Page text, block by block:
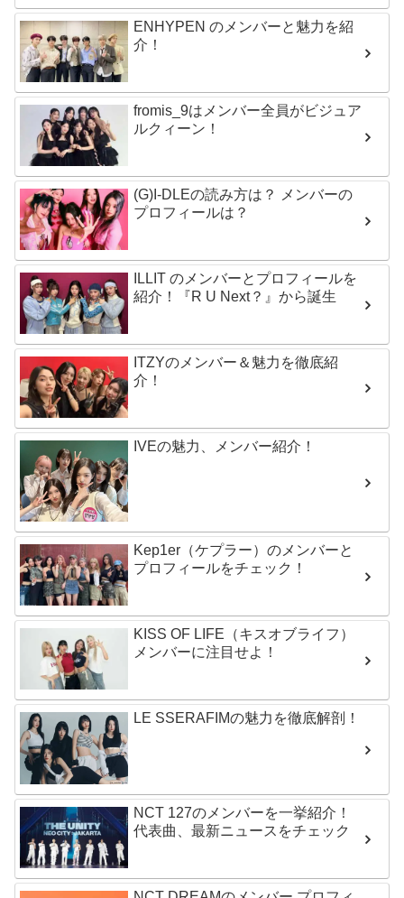
ENHYPEN のメンバーと魅力を紹
介！
fromis_9はメンバー全員がビジュア
ルクィーン！
(G)I-DLEの読み方は？ メンバーの
プロフィールは？
ILLIT のメンバーとプロフィールを
紹介！『R U Next？』から誕生
ITZYのメンバー＆魅力を徹底紹
介！
IVEの魅力、メンバー紹介！
Kep1er（ケプラー）のメンバーと
プロフィールをチェック！
KISS OF LIFE（キスオブライフ）
メンバーに注目せよ！
LE SSERAFIMの魅力を徹底解剖！
NCT 127のメンバーを一挙紹介！
代表曲、最新ニュースをチェック